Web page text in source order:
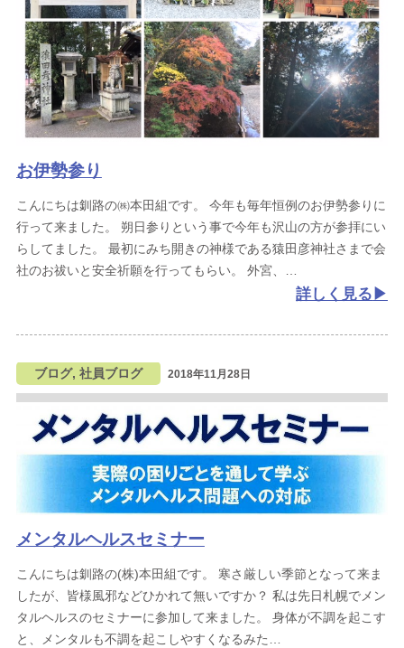
お伊勢参り
こんにちは釧路の㈱本田組です。
今年も毎年恒例のお伊勢参りに
行って来ました。
朔日参りという事で今年も沢山の方が参拝にい
らしてました。
最初にみち開きの神様である猿田彦神社さまで会
社のお祓いと安全祈願を行ってもらい。
外宮、
詳しく見る
ブログ, 社員ブログ 2018年11月28日
メンタルヘルスセミナー
こんにちは釧路の(株)本田組です。
寒さ厳しい季節となって来ま
したが、皆様風邪などひかれて無いですか？ 私は先日札幌でメン
タルヘルスのセミナーに参加して来ました。
身体が不調を起こす
と、メンタルも不調を起こしやすくなるみた